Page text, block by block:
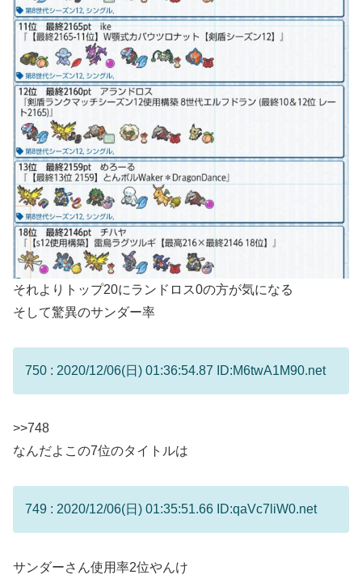
それよりトップ20にランドロス0の方が気になる
そして驚異のサンダー率
750 : 2020/12/06(日) 01:36:54.87 ID:M6twA1M90.net
>>748
なんだよこの7位のタイトルは
749 : 2020/12/06(日) 01:35:51.66 ID:qaVc7liW0.net
サンダーさん使用率2位やんけ